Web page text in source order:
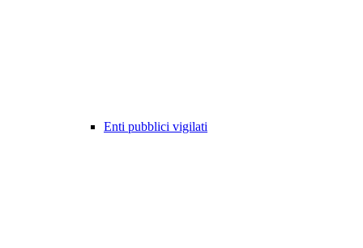
Enti pubblici vigilati